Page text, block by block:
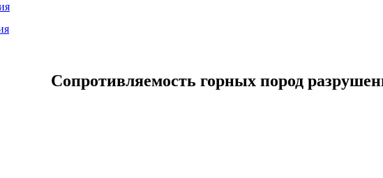
Сопротивляемость горных пород